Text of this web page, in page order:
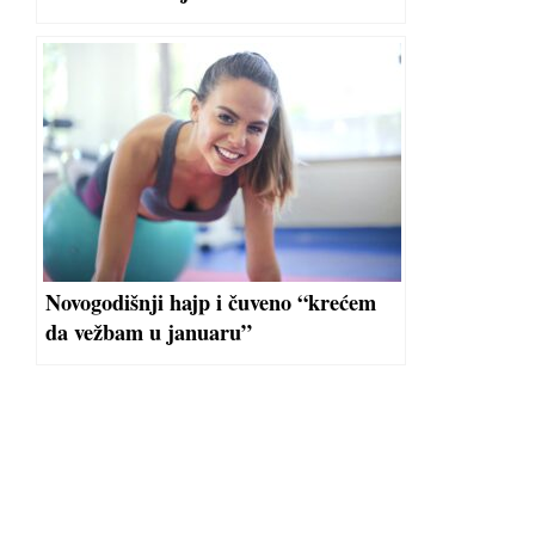
Novogodišnji hajp i čuveno “krećem
da vežbam u januaru”